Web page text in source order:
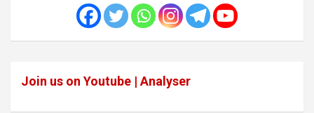
Join us on Youtube | Analyser